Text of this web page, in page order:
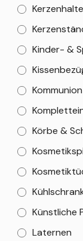
Kinder- &
Körbe &
Künstliche
Laternen